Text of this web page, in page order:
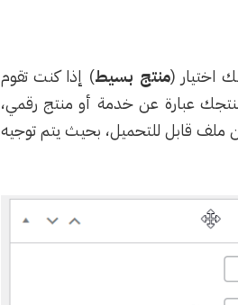
اختيار (منتج بسيط) إذا كنت تقوم
عبارة عن خدمة أو منتج رقمي،
ملف قابل للتحميل، بحيث يتم توجيه